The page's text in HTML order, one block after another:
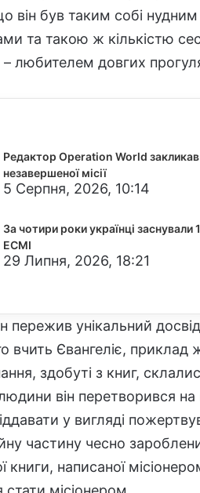
він був таким собі нудним
та такою ж кількістю
любителем довгих
Редактор Operation World
незавершеної місії
5 Серпня, 2026, 10:14
За чотири роки українці
ECMI
29 Липня, 2026, 18:21
пережив унікальний
вчить Євангеліє, приклад
здобуті з книг,
він перетворився на
у вигляді
частину чесно
книги, написаної